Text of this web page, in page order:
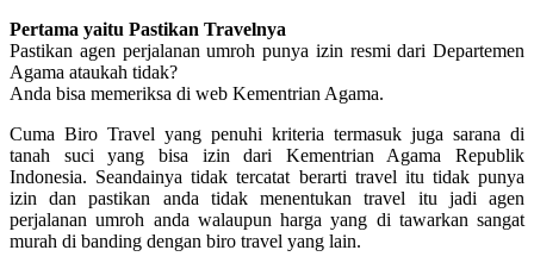
Pertama yaitu Pastikan Travelnya
Pastikan agen perjalanan umroh punya izin resmi dari Departemen
Agama ataukah tidak?
Anda bisa memeriksa di web Kementrian Agama.
Cuma Biro Travel yang penuhi kriteria termasuk juga sarana di
tanah suci yang bisa izin dari Kementrian Agama Republik
Indonesia. Seandainya tidak tercatat berarti travel itu tidak punya
izin dan pastikan anda tidak menentukan travel itu jadi agen
perjalanan umroh anda walaupun harga yang di tawarkan sangat
murah di banding dengan biro travel yang lain.